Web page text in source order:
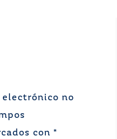
electrónico no
con *